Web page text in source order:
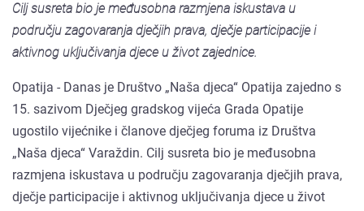
Cilj susreta bio je međusobna razmjena iskustava u
području zagovaranja dječjih prava, dječje participacije i
aktivnog uključivanja djece u život zajednice.
Opatija - Danas je Društvo „Naša djeca“ Opatija zajedno s
15. sazivom Dječjeg gradskog vijeća Grada Opatije
ugostilo vijećnike i članove dječjeg foruma iz Društva
„Naša djeca“ Varaždin. Cilj susreta bio je međusobna
razmjena iskustava u području zagovaranja dječjih prava,
dječje participacije i aktivnog uključivanja djece u život